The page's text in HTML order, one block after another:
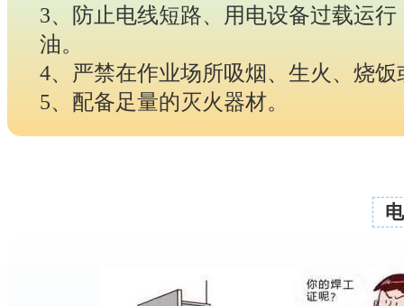
3、防止电线短路、用电设备过载运
油。
4、严禁在作业场所吸烟、生火、烧
5、配备足量的灭火器材。